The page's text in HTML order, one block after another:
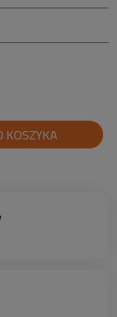
KOSZYKA